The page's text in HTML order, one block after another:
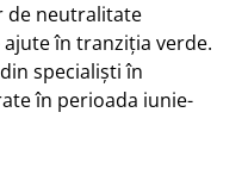
de neutralitate
în tranziția verde.
specialiști în
în perioada iunie-